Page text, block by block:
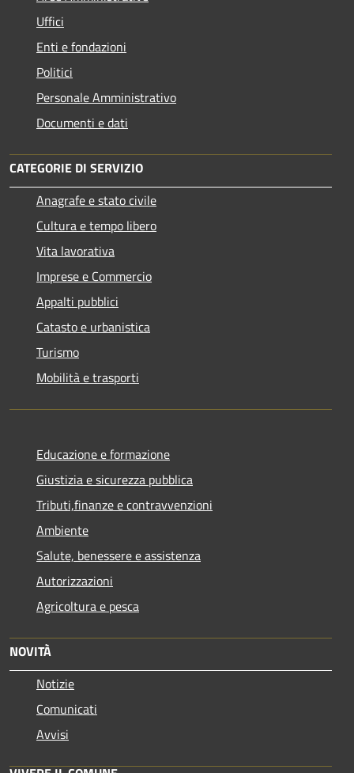
Uffici
Enti e fondazioni
Politici
Personale Amministrativo
Documenti e dati
CATEGORIE DI SERVIZIO
Anagrafe e stato civile
Cultura e tempo libero
Vita lavorativa
Imprese e Commercio
Appalti pubblici
Catasto e urbanistica
Turismo
Mobilità e trasporti
Educazione e formazione
Giustizia e sicurezza pubblica
Tributi,finanze e contravvenzioni
Ambiente
Salute, benessere e assistenza
Autorizzazioni
Agricoltura e pesca
NOVITÀ
Notizie
Comunicati
Avvisi